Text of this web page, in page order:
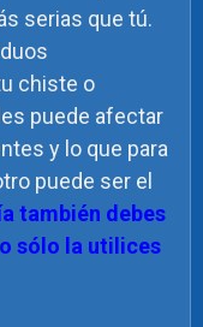
serias que tú.
chiste o
puede afectar
y lo que para
puede ser el
también debes
sólo la utilices